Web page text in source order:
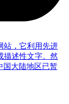
站，它利用先进
描述性文字。然
国大陆地区已暂